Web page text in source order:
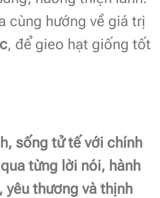
cùng hướng về giá trị
, để gieo hạt giống tốt
sống tử tế với chính
từng lời nói, hành
thương và thịnh